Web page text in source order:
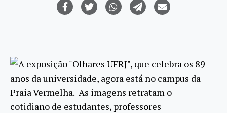
A exposição "Olhares UFRJ", que celebra os 89
anos da universidade, agora está no campus da
Praia Vermelha. As imagens retratam o
cotidiano de estudantes, professores